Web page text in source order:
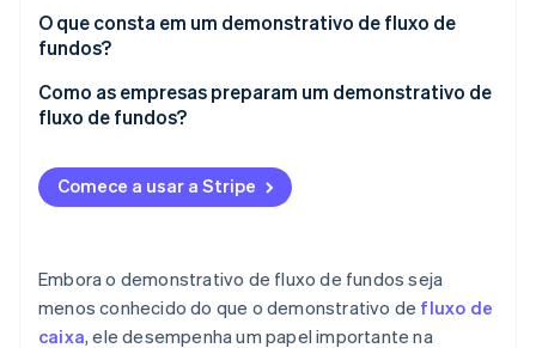
Stripe Sessions 2026
Veja como a Stripe está construindo a infraestrutura
Conteúdo
Período e uso
O que consta em um demonstrativo de fluxo de
fundos?
Fontes de fundos
Como as empresas preparam um demonstrativo de
fluxo de fundos?
Comece a usar a Stripe
Embora o demonstrativo de fluxo de fundos seja
menos conhecido do que o demonstrativo de fluxo de
caixa, ele desempenha um papel importante na